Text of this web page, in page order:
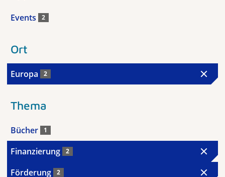
Events 2
Ort
Europa 2
Thema
Bücher 1
Finanzierung 2
Förderung 2